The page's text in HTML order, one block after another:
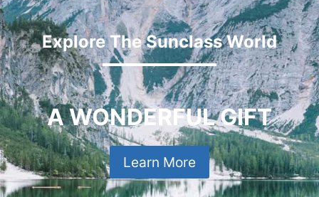
Explore The Sunclass World
A WONDERFUL GIFT
Learn More